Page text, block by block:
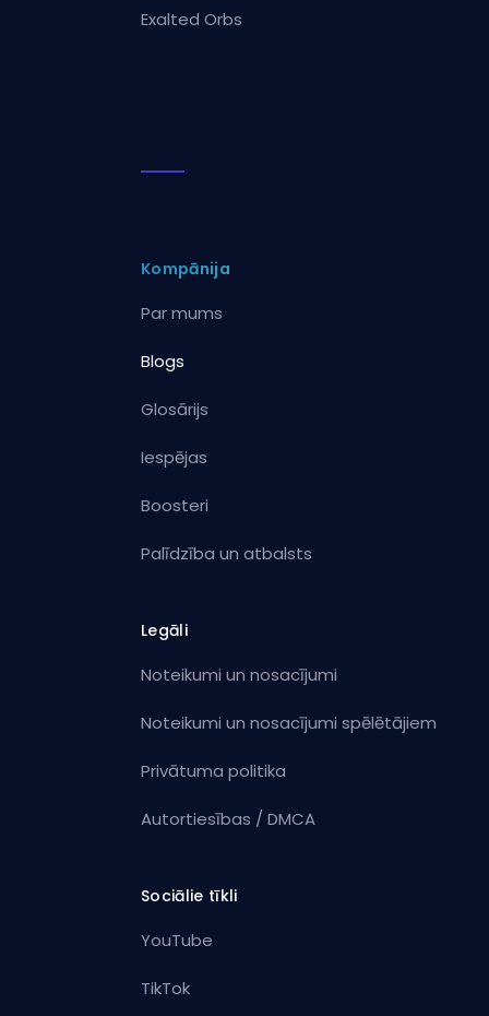
Exalted Orbs
Kompānija
Par mums
Blogs
Glosārijs
Iespējas
Boosteri
Palīdzība un atbalsts
Legāli
Noteikumi un nosacījumi
Noteikumi un nosacījumi spēlētājiem
Privātuma politika
Autortiesības / DMCA
Sociālie tīkli
YouTube
TikTok